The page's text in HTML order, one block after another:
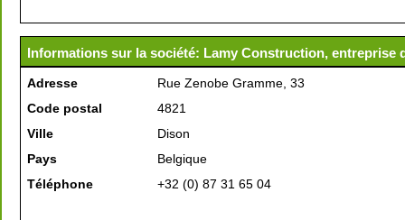
Informations sur la société: Lamy Construction,
Adresse
Rue Zenobe Gramme, 33
Code postal
4821
Ville
Dison
Pays
Belgique
Téléphone
+32 (0) 87 31 65 04